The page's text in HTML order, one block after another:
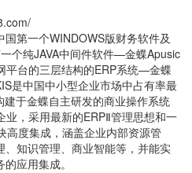
第一个WINDOWS版财务软件及
个纯JAVA中间件软件—金蝶Apusic
平台的三层结构的ERP系统—金蝶
是中国中小型企业市场中占有率最
于金蝶自主研发的商业操作系统
，采用最新的ERPⅡ管理思想和一
高度集成，涵盖企业内部资源管
知识管理、商业智能等，并能实
应用集成。